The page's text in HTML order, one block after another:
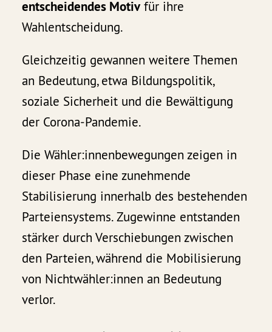
entscheidendes Motivfür ihre
Wahlentscheidung.
Gleichzeitig gewannen weitere Themen
an Bedeutung, etwa Bildungspolitik,
soziale Sicherheit und die Bewältigung
der Corona-Pandemie.
Die Wähler:innenbewegungen zeigen in
dieser Phase eine zunehmende
Stabilisierung innerhalb des bestehenden
Parteiensystems. Zugewinne entstanden
stärker durch Verschiebungen zwischen
den Parteien, während die Mobilisierung
von Nichtwähler:innen an Bedeutung
verlor.